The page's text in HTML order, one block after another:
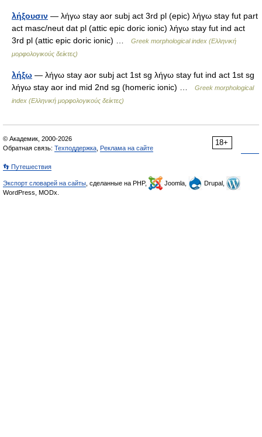
λήξουσιν — λήγω stay aor subj act 3rd pl (epic) λήγω stay fut part
act masc/neut dat pl (attic epic doric ionic) λήγω stay fut ind act
3rd pl (attic epic doric ionic) …
Greek morphological index (Ελληνική
μορφολογικούς δείκτες)
λήξω — λήγω stay aor subj act 1st sg λήγω stay fut ind act 1st sg
λήγω stay aor ind mid 2nd sg (homeric ionic) …
Greek morphological
index (Ελληνική μορφολογικούς δείκτες)
18+
© Академик, 2000-2026
Обратная связь: Техподдержка Реклама на сайте
👣 Путешествия
Экспорт словарей на сайты , сделанные на PHP, Joomla,
Drupal,
WordPress, MODx.